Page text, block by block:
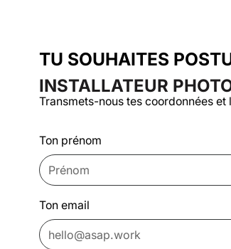
TU SOUHAITES
INSTALLATEUR
Transmets-nous tes coordonnées
Ton prénom
Ton email